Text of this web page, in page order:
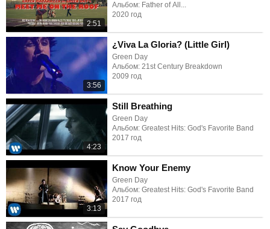
2:51
Альбом: Father of All...
2020 год
3:56
¿Viva La Gloria? (Little Girl)
Green Day
Альбом: 21st Century Breakdown
2009 год
4:23
Still Breathing
Green Day
Альбом: Greatest Hits: God's Favorite Band
2017 год
3:13
Know Your Enemy
Green Day
Альбом: Greatest Hits: God's Favorite Band
2017 год